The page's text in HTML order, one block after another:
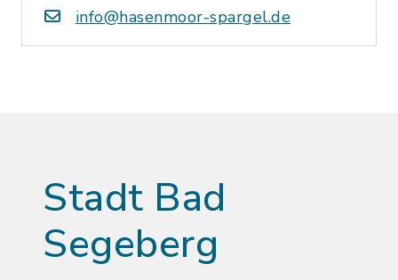
info@hasenmoor-spargel.de
Stadt Bad
Segeberg